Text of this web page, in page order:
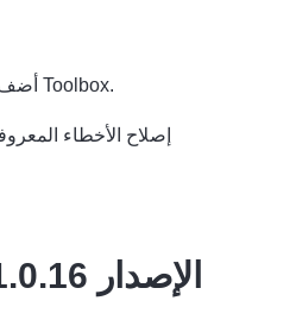
أضف محول الصور في Toolbox.